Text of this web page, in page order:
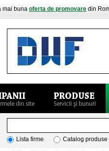
mai buna oferta de promovare din
Lista firme Catalog produse